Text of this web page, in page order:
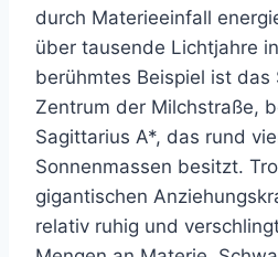
durch Materieeinfall
über tausende Lichtjahre
berühmtes Beispiel ist das
Zentrum der Milchstraße,
Sagittarius A*, das rund
Sonnenmassen besitzt.
gigantischen
relativ ruhig und